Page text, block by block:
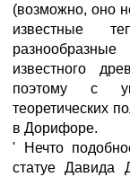
(возможно, оно
известные
известного
поэтому с
теоретических
в Дорифоре.
' Нечто
статуе Давида